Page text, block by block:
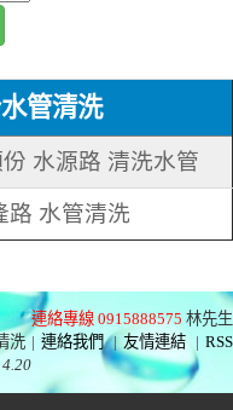
管清洗
水源路 清洗水管
路 水管清洗
連絡專線 0915888575 林先生
洗 | 連絡我們 | 友情連結 | RSS
4.20